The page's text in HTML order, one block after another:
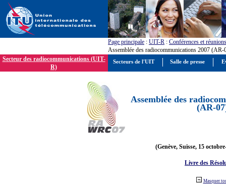
Page principale : UIT-R : Conférences et réunions
Assemblée des radiocommunications 2007 (AR-
Secteur des radiocommunications (UIT-
R)
Assemblée des
(AR-
(Genève, Suisse, 15
Livre des
Masquer
Secteurs de l'UIT Salle de presse